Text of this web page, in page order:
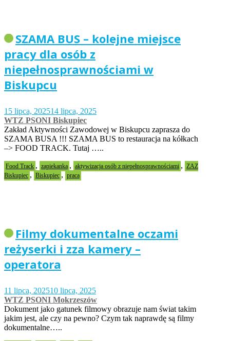
SZAMA BUS – kolejne miejsce
pracy dla osób z
niepełnosprawnościami w
Biskupcu
15 lipca, 202514 lipca, 2025
WTZ PSONI Biskupiec
Zakład Aktywności Zawodowej w Biskupcu zaprasza do
SZAMA BUSA !!! SZAMA BUS to restauracja na kółkach
–> FOOD TRACK. Tutaj …..
Food Track , zapiekanka , aktywizacja osób z niepełnosprawnościami ,
ZAZ
Biskupiec , Biskupiec , praca
Filmy dokumentalne oczami
reżyserki i zza kamery –
operatora
11 lipca, 202510 lipca, 2025
WTZ PSONI Mokrzeszów
Dokument jako gatunek filmowy obrazuje nam świat takim
jakim jest, ale czy na pewno? Czym tak naprawdę są filmy
dokumentalne…..